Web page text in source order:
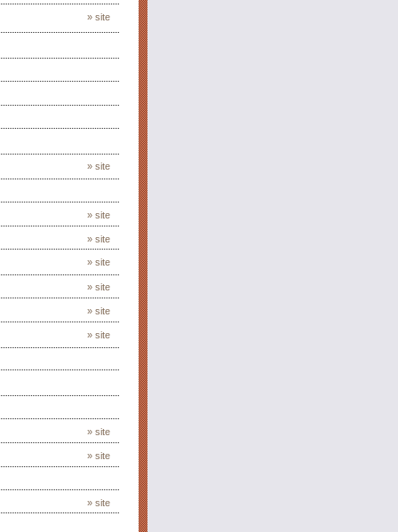
» site
» site
» site
» site
» site
» site
» site
» site
» site
» site
» site